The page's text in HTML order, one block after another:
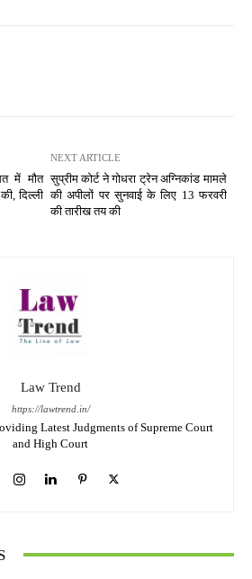
में मौत
दिल्ली
NEXT ARTICLE
सुप्रीम कोर्ट ने गोधरा ट्रेन अग्निकांड मामले
की अपीलों पर सुनवाई के लिए 13 फरवरी
की तारीख तय की
Law Trend
https://lawtrend.in/
Latest Judgments of Supreme Court
and High Court